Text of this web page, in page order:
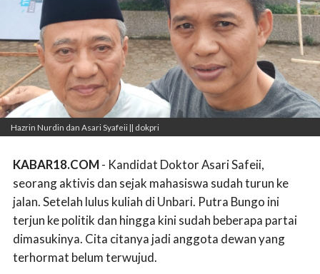
Hazrin Nurdin dan Asari Syafeii || dokpri
KABAR18.COM- Kandidat Doktor Asari Safeii,
seorang aktivis dan sejak mahasiswa sudah turun ke
jalan. Setelah lulus kuliah di Unbari. Putra Bungo ini
terjun ke politik dan hingga kini sudah beberapa partai
dimasukinya. Cita citanya jadi anggota dewan yang
terhormat belum terwujud.